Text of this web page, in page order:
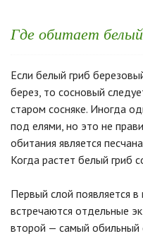
Где обитает
Если белый гриб
берез, то сосновый
старом сосняке. Иногда
под елями, но это не
обитания является
Когда растет белый гриб
Первый слой появляется
встречаются отдельные
второй — самый обильный